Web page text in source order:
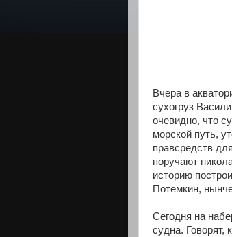
Вчера в
сухогруз
очевидно, что
морской путь,
правсредств
поручают
историю
Потемкин,
Сегодня на
судна. Говорят,